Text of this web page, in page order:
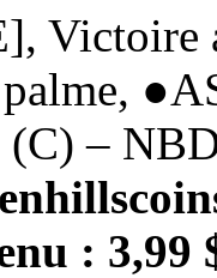
Victoire
–
: 3,99